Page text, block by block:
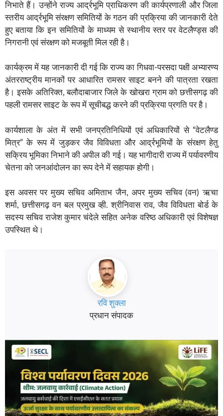
निभाते हैं। उन्होंने राज्य आर्द्रभूमि प्राधिकरण की कार्यप्रणाली और जिला
स्तरीय आर्द्रभूमि संरक्षण समितियों के गठन की प्रक्रिया की जानकारी देते
हुए बताया कि इन समितियों के माध्यम से स्थानीय स्तर पर वेटलैण्ड्स की
निगरानी एवं संरक्षण को मजबूती मिल रही है।
कार्यक्रम में यह जानकारी दी गई कि राज्य का गिधवा-परसदा पक्षी अभ्यारण्य
अंतरराष्ट्रीय मानकों पर आधारित रामसर साइट बनने की पात्रता रखता
है। इसके अतिरिक्त, बलौदाबाजार जिले के खोखरा ग्राम को छत्तीसगढ़ की
पहली रामसर साइट के रूप में सूचीबद्ध करने की प्रक्रिया प्रगति पर है।
कार्यशाला के अंत में सभी जनप्रतिनिधियों एवं अधिकारियों से “वेटलैण्ड
मित्र” के रूप में जुड़कर जैव विविधता और आर्द्रभूमियों के संरक्षण हेतु
सक्रिय भूमिका निभाने की अपील की गई। यह भागीदारी राज्य में पर्यावरणीय
चेतना को जनआंदोलन का रूप देने में सहायक होगी।
इस अवसर पर मुख्य सचिव अमिताभ जैन, अपर मुख्य सचिव (वन) ऋचा
शर्मा, छत्तीसगढ़ वन बल प्रमुख व्ही. श्रीनिवास राव, जैव विविधता बोर्ड के
सदस्य सचिव राजेश कुमार चंदेले सहित अनेक वरिष्ठ अधिकारी एवं विशेषज्ञ
उपस्थित थे।
रवि शुक्ला
प्रधान संपादक